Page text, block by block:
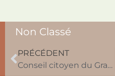
Non Classé
PRÉCÉDENT
Conseil citoyen du Grand Périgueux, le Conseil de développement (CODEV).